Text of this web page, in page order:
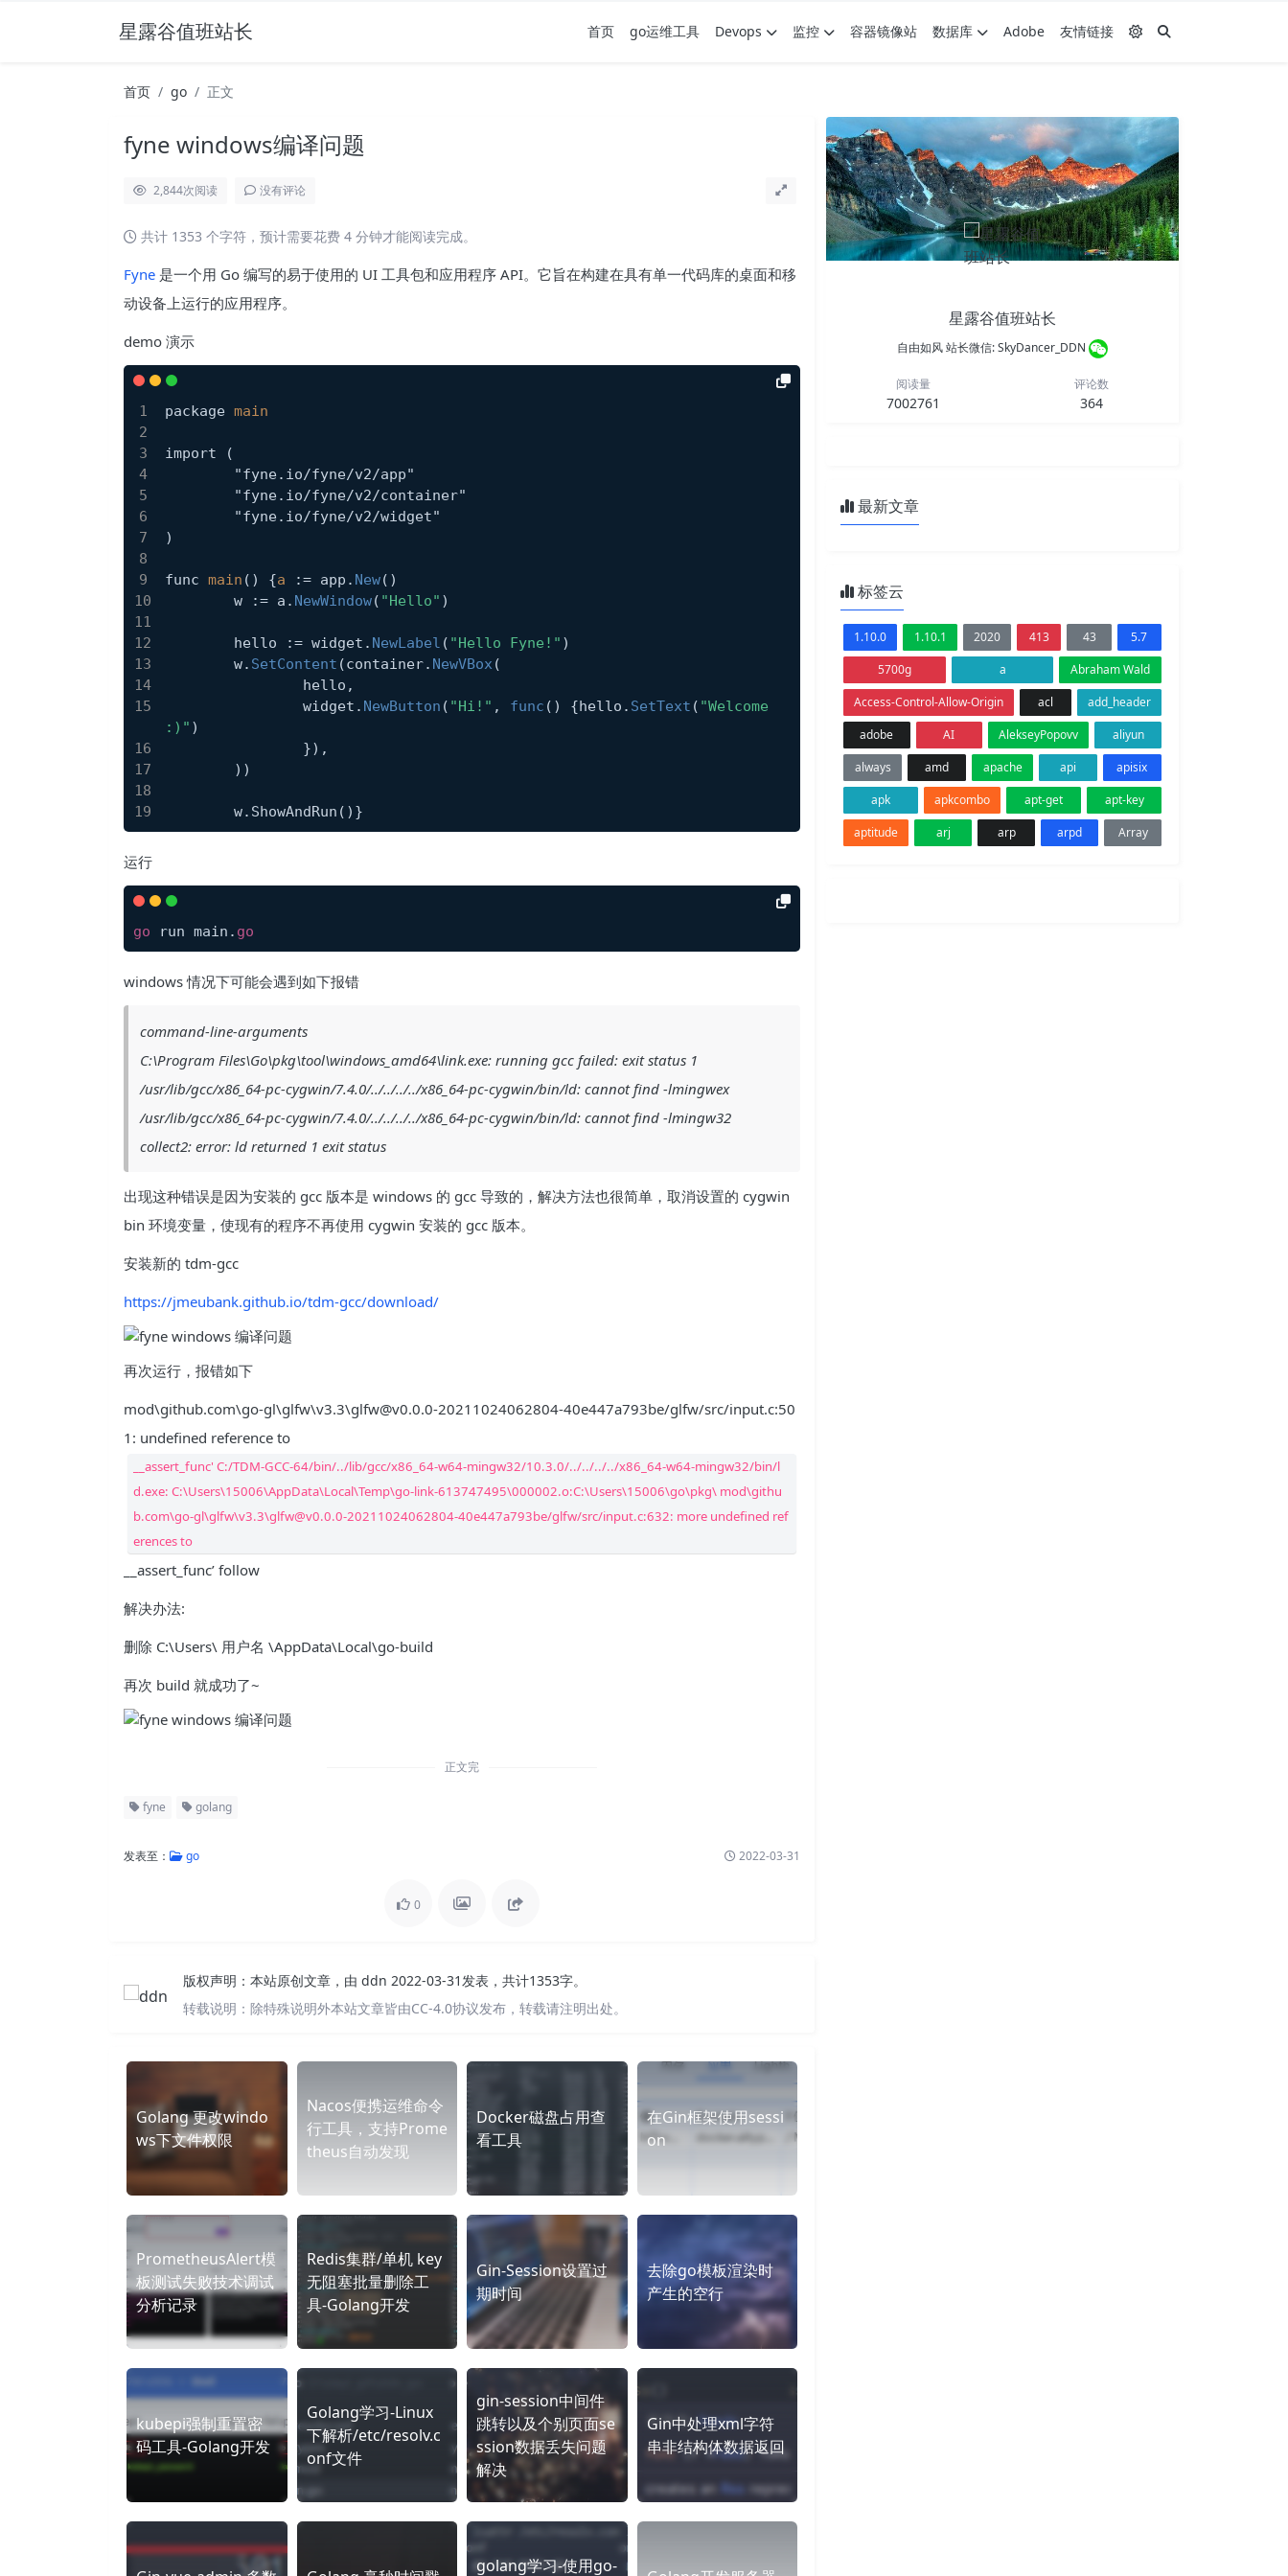
星露谷值班站长 首页 go运维工具 Devops 监控 容器镜像站 数据库 Adobe 友情链接
首页 go 正文
fyne windows编译问题
2,844次阅读 没有评论
共计 1353 个字符，预计需要花费 4 分钟才能阅读完成。
Fyne 是一个用 Go 编写的易于使用的 UI 工具包和应用程序 API。它旨在构建在具有单一代码库的桌面和移
动设备上运行的应用程序。
demo 演示
package main
import (
	"fyne
.io/fyne/v2/app"
	"fyne
.io/fyne/v2/container"
	"fyne
.io/fyne/v2/widget"
)
func main () {a := app. New()
	w := a.
NewWindow( "Hello" )
	hello := widget.
NewLabel ( "Hello Fyne!" )
	w.
SetContent (container. NewVBox (
		hello,
		widget.
NewButton ( "Hi!" , func () {hello. SetText ( "Welcome
:)" )
		}),
	))
	w
.ShowAndRun ()}
运行
go run main. go
windows 情况下可能会遇到如下报错
command-line-arguments
C:\Program Files\Go\pkg\tool\windows_amd64\link.exe: running gcc failed: exit status 1
/usr/lib/gcc/x86_64-pc-cygwin/7.4.0/../../../../x86_64-pc-cygwin/bin/ld: cannot find -lmingwex
/usr/lib/gcc/x86_64-pc-cygwin/7.4.0/../../../../x86_64-pc-cygwin/bin/ld: cannot find -lmingw32
collect2: error: ld returned 1 exit status
出现这种错误是因为安装的 gcc 版本是 windows 的 gcc 导致的，解决方法也很简单，取消设置的 cygwin
bin 环境变量，使现有的程序不再使用 cygwin 安装的 gcc 版本。
安装新的 tdm-gcc
https://jmeubank.github.io/tdm-gcc/download/
再次运行，报错如下
mod\github.com\go-gl\glfw\v3.3\glfw@v0.0.0-20211024062804-40e447a793be/glfw/src/input.c:50
1: undefined reference to
__assert_func' C:/TDM-GCC-64/bin/../lib/gcc/x86_64-w64-mingw32/10.3.0/../../../../x86_64-w64-mingw32/bin/l
d.exe: C:\Users\15006\AppData\Local\Temp\go-link-613747495\000002.o:C:\Users\15006\go\pkg\ mod\githu
b.com\go-gl\glfw\v3.3\glfw@v0.0.0-20211024062804-40e447a793be/glfw/src/input.c:632: more undefined ref
erences to
__assert_func’ follow
解决办法:
删除 C:\Users\ 用户名 \AppData\Local\go-build
再次 build 就成功了~
正文完
fyne golang
发表至： go 2022-03-31
0
版权声明： 本站原创文章，由 ddn 2022-03-31发表，共计1353字。
转载说明： 除特殊说明外本站文章皆由CC-4.0协议发布，转载请注明出处。
Golang 更改windo
ws下文件权限
Nacos便携运维命令
行工具，支持Prome
theus自动发现
Docker磁盘占用查
看工具
在Gin框架使用sessi
on
PrometheusAlert模
板测试失败技术调试
分析记录
Redis集群/单机 key
无阻塞批量删除工
具-Golang开发
Gin-Session设置过
期时间
去除go模板渲染时
产生的空行
kubepi强制重置密
码工具-Golang开发
Golang学习-Linux
下解析/etc/resolv.c
onf文件
gin-session中间件
跳转以及个别页面se
ssion数据丢失问题
解决
Gin中处理xml字符
串非结构体数据返回
golang学习-使用go-
星露谷值班站长
自由如风 站长微信: SkyDancer_DDN
阅读量
7002761
评论数
364
最新文章
标签云
1.10.0 1.10.1 2020 413 43
5.7
5700g
a
Abraham Wald
Access-Control-Allow-Origin
acl
add_header
adobe
AI AlekseyPopovv
aliyun
always
amd apache api
apisix
apk
apkcombo apt-get
apt-key
aptitude
arj arp arpd Array